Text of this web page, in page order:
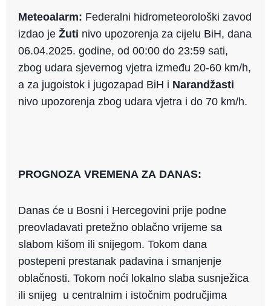
Meteoalarm: Federalni hidrometeorološki zavod
izdao je Žuti nivo upozorenja za cijelu BiH, dana
06.04.2025. godine, od 00:00 do 23:59 sati,
zbog udara sjevernog vjetra između 20-60 km/h,
a za jugoistok i jugozapad BiH i Narandžasti
nivo upozorenja zbog udara vjetra i do 70 km/h.
PROGNOZA VREMENA ZA DANAS:
Danas će u Bosni i Hercegovini prije podne
preovladavati pretežno oblačno vrijeme sa
slabom kišom ili snijegom. Tokom dana
postepeni prestanak padavina i smanjenje
oblačnosti. Tokom noći lokalno slaba susnježica
ili snijeg u centralnim i istočnim područjima